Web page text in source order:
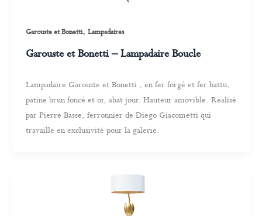
Garouste et Bonetti, Lampadaires
Garouste et Bonetti – Lampadaire Boucle
Lampadaire Garouste et Bonetti , en fer forgé et fer battu,
patine brun foncé et or, abat jour. Hauteur amovible. Réalisé
par Pierre Basse, ferronnier de Diego Giacometti qui
travaille en exclusivité pour la galerie.